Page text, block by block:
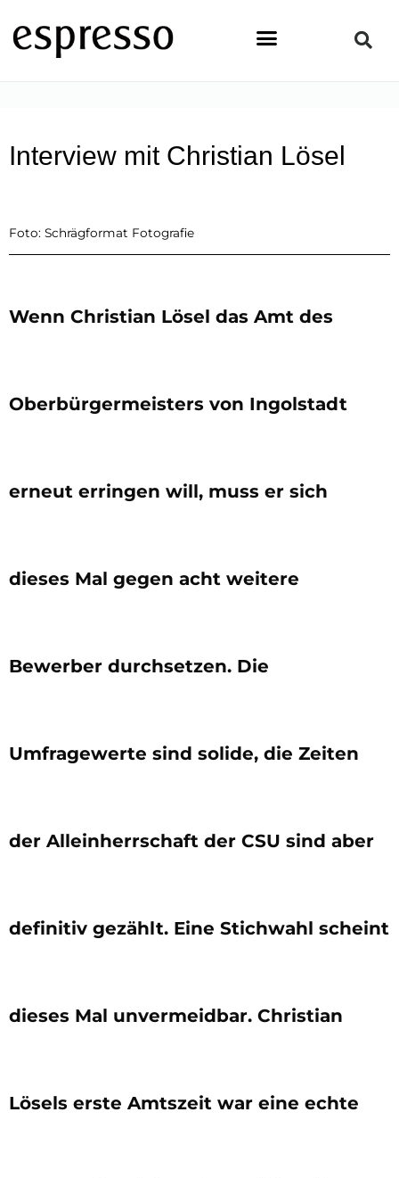
Inhalt
springen
Interview mit Christian Lösel
Foto: Schrägformat Fotografie
Wenn Christian Lösel das Amt des
Oberbürgermeisters von Ingolstadt
erneut erringen will, muss er sich
dieses Mal gegen acht weitere
Bewerber durchsetzen. Die
Umfragewerte sind solide, die Zeiten
der Alleinherrschaft der CSU sind aber
definitiv gezählt. Eine Stichwahl scheint
dieses Mal unvermeidbar. Christian
Lösels erste Amtszeit war eine echte